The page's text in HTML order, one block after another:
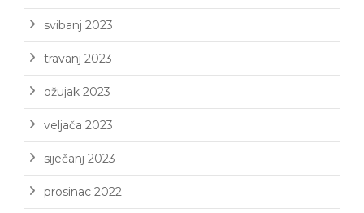
svibanj 2023
travanj 2023
ožujak 2023
veljača 2023
siječanj 2023
prosinac 2022